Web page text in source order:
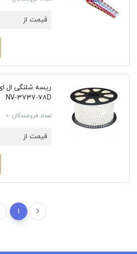
قیمت از
NV-3737-78D
تعداد فروشندگان :0
قیمت از
1